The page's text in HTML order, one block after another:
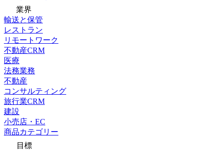
業界
輸送と保管
レストラン
リモートワーク
不動産CRM
医療
法務業務
不動産
コンサルティング
旅行業CRM
建設
小売店・EC
商品カテゴリー
目標